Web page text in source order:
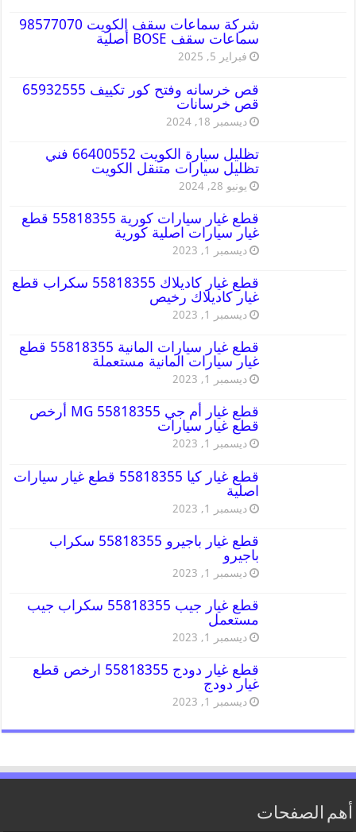
شركة سماعات سقف الكويت 98577070
سماعات سقف BOSE أصلية
فبراير 5, 2025
قص خرسانه وفتح كور تكييف 65932555
قص خرسانات
ديسمبر 18, 2024
تظليل سيارة الكويت 66400552 فني
تظليل سيارات متنقل الكويت
يونيو 28, 2024
قطع غيار سيارات كورية 55818355 قطع
غيار سيارات اصلية كورية
ديسمبر 1, 2023
قطع غيار كاديلاك 55818355 سكراب قطع
غيار كاديلاك رخيص
ديسمبر 1, 2023
قطع غيار سيارات المانية 55818355 قطع
غيار سيارات المانية مستعملة
ديسمبر 1, 2023
قطع غيار أم جي MG 55818355 أرخص
قطع غيار سيارات
ديسمبر 1, 2023
قطع غيار كيا 55818355 قطع غيار سيارات
اصلية
ديسمبر 1, 2023
قطع غيار باجيرو 55818355 سكراب
باجيرو
ديسمبر 1, 2023
قطع غيار جيب 55818355 سكراب جيب
مستعمل
ديسمبر 1, 2023
قطع غيار دودج 55818355 ارخص قطع
غيار دودج
ديسمبر 1, 2023
أهم الصفحات